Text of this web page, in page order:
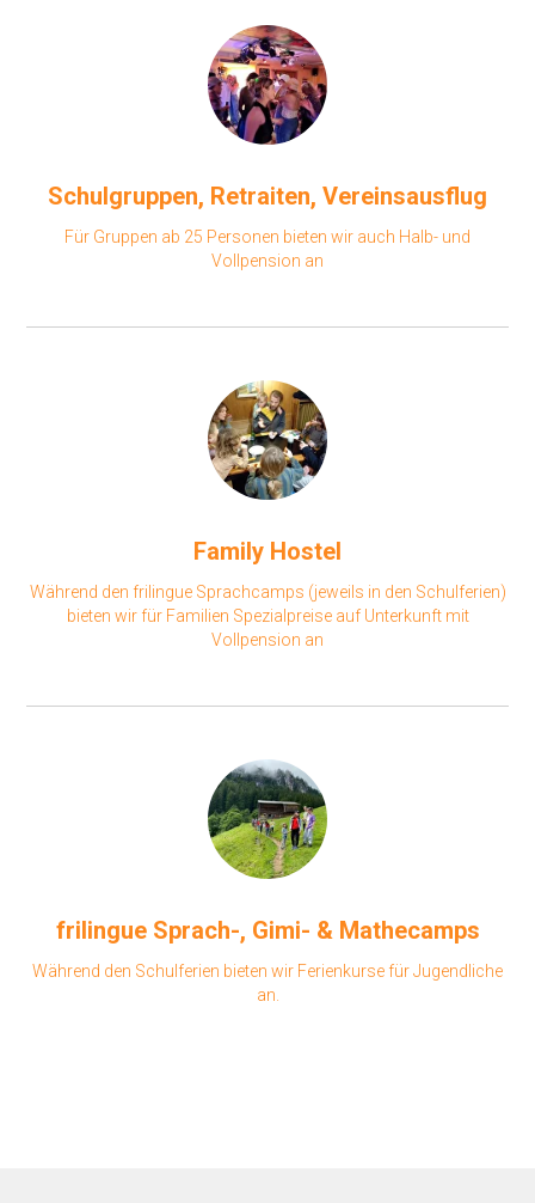
Schulgruppen, Retraiten, Vereinsausflug
Für Gruppen ab 25 Personen bieten wir auch Halb- und
Vollpension an
Family Hostel
Während den frilingue Sprachcamps (jeweils in den Schulferien)
bieten wir für Familien Spezialpreise auf Unterkunft mit
Vollpension an
frilingue Sprach-, Gimi- & Mathecamps
Während den Schulferien bieten wir Ferienkurse für Jugendliche
an.